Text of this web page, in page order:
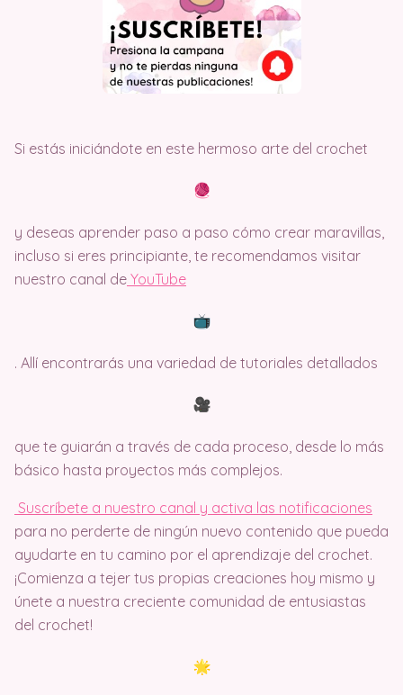
Si estás iniciándote en este hermoso arte del crochet
y deseas aprender paso a paso cómo crear maravillas,
incluso si eres principiante, te recomendamos visitar
nuestro canal de YouTube
. Allí encontrarás una variedad de tutoriales detallados
que te guiarán a través de cada proceso, desde lo más
básico hasta proyectos más complejos.
Suscríbete a nuestro canal y activa las notificaciones
para no perderte de ningún nuevo contenido que pueda
ayudarte en tu camino por el aprendizaje del crochet.
¡Comienza a tejer tus propias creaciones hoy mismo y
únete a nuestra creciente comunidad de entusiastas
del crochet!